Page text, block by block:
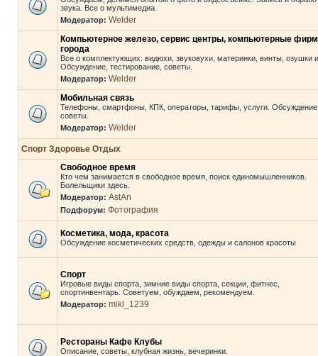
звука. Все о мультимедиа.
Модератор: Welder
Компьютерное железо, сервис центры, компьютерные
города
Все о комплектующих: видюхи, звуковухи, материнки, винты, озушки
Обсуждение, тестирование, советы.
Модератор: Welder
Мобильная связь
Телефоны, смартфоны, КПК, операторы, тарифы, услуги.
советы.
Модератор: Welder
Спорт Здоровье Отдых
Свободное время
Кто чем занимается в свободное время, поиск единомышленников.
Болельщики здесь.
Модератор: AstAn
Подфорум: Фотография
Косметика, мода, красота
Обсуждение косметических средств, одежды и салонов красоты
Спорт
Игровые виды спорта, зимние виды спорта, секции, фитнес,
спортинвентарь. Советуем, обуждаем, рекомендуем.
Модератор: mikl_1239
Рестораны Кафе Клубы
Описание, советы, клубная жизнь, вечеринки.